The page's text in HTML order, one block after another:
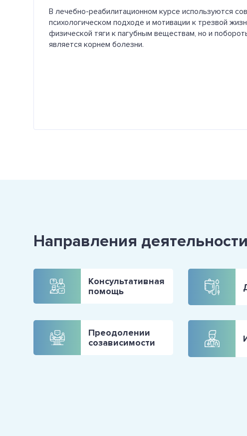
В лечебно-реабилитационном курсе используются
психологическом подходе и мотивации к трезвой
физической тяги к пагубным веществам, но и
является корнем болезни.
Направления деятельности
Консультативная
помощь
Преодолении
созависимости